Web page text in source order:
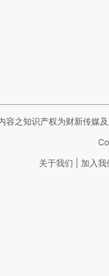
容之知识产权为财新传媒
关于我们 加入我